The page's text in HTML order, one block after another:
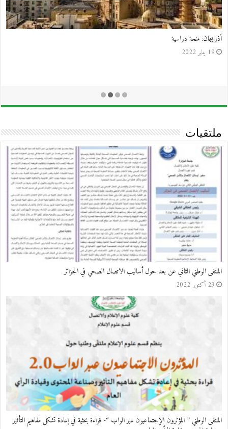
تركيا: منح دراسية
12 يناير 2022
ملتقيات
الملتقى الوطني الثالث حول الأخبار الملفقة Fake news حول البيئة الإعلامية و الاتصالية
الجديدة
الملتقى الوطني الرابع
22 أبريل 2018
الملتقى الوطني الثالث حول مسارات ضبط وسائل الإعلام
7 مارس 2018